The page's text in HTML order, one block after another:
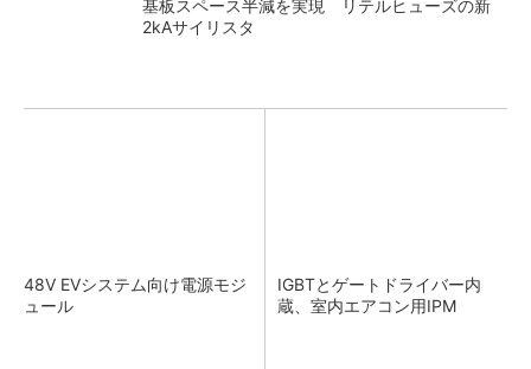
基板スペース半減を実現 リテルヒューズの新
2kAサイリスタ
48V EVシステム向け電源モジ
ュール
IGBTとゲートドライバー内
蔵、室内エアコン用IPM